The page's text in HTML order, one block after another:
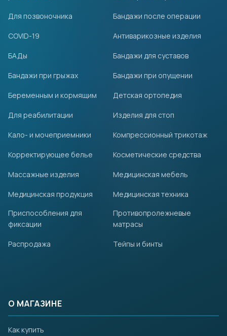
Для позвоночника Бандажи после операции
COVID-19 Антиварикозные изделия
БАДы Бандажи для суставов
Бандажи при грыжах Бандажи при опущении
Беременным и кормящим Детская ортопедия
Для реабилитации Изделия для стоп
Кало- и мочеприемники Компрессионный трикотаж
Корректирующее белье Косметические средства
Массажные изделия Медицинская мебель
Медицинская продукция
Медицинская техника
Приспособления для
фиксации
Противопролежневые
матрасы
Распродажа Тейпы и бинты
О МАГАЗИНЕ
Как купить